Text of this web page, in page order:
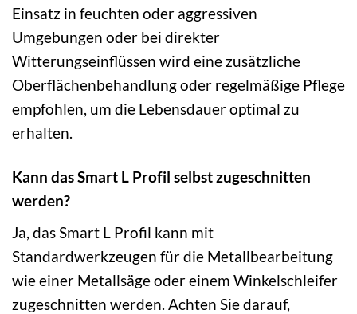
Einsatz in feuchten oder aggressiven
Umgebungen oder bei direkter
Witterungseinflüssen wird eine zusätzliche
Oberflächenbehandlung oder regelmäßige Pflege
empfohlen, um die Lebensdauer optimal zu
erhalten.
Kann das Smart L Profil selbst zugeschnitten
werden?
Ja, das Smart L Profil kann mit
Standardwerkzeugen für die Metallbearbeitung
wie einer Metallsäge oder einem Winkelschleifer
zugeschnitten werden. Achten Sie darauf,